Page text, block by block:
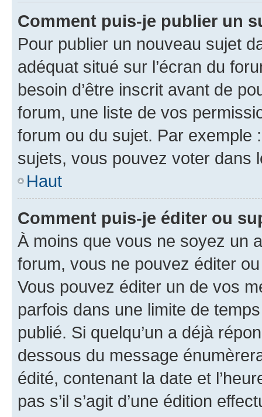
Comment puis-je publier un
Pour publier un nouveau sujet
adéquat situé sur l’écran du
besoin d’être inscrit avant de
forum, une liste de vos
forum ou du sujet. Par exemple
sujets, vous pouvez voter dans
Haut
Comment puis-je éditer ou
À moins que vous ne soyez un
forum, vous ne pouvez éditer
Vous pouvez éditer un de vos
parfois dans une limite de
publié. Si quelqu’un a déjà
dessous du message
édité, contenant la date et
pas s’il s’agit d’une édition